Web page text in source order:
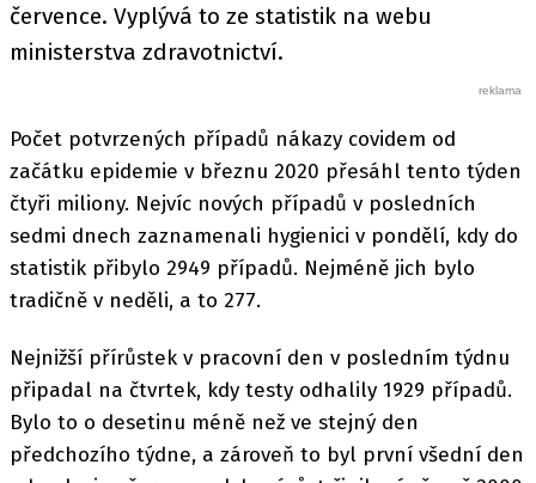
července. Vyplývá to ze statistik na webu
ministerstva zdravotnictví.
Počet potvrzených případů nákazy covidem od
začátku epidemie v březnu 2020 přesáhl tento týden
čtyři miliony. Nejvíc nových případů v posledních
sedmi dnech zaznamenali hygienici v pondělí, kdy do
statistik přibylo 2949 případů. Nejméně jich bylo
tradičně v neděli, a to 277.
Nejnižší přírůstek v pracovní den v posledním týdnu
připadal na čtvrtek, kdy testy odhalily 1929 případů.
Bylo to o desetinu méně než ve stejný den
předchozího týdne, a zároveň to byl první všední den